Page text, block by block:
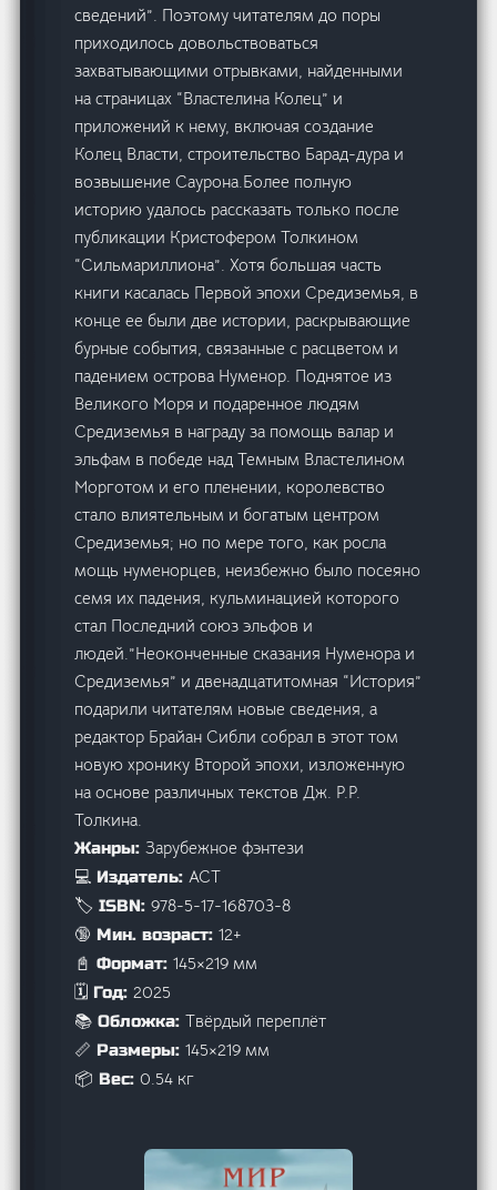
сведений”. Поэтому читателям до поры
приходилось довольствоваться
захватывающими отрывками, найденными
на страницах “Властелина Колец” и
приложений к нему, включая создание
Колец Власти, строительство Барад-дура и
возвышение Саурона.Более полную
историю удалось рассказать только после
публикации Кристофером Толкином
“Сильмариллиона”. Хотя большая часть
книги касалась Первой эпохи Средиземья, в
конце ее были две истории, раскрывающие
бурные события, связанные с расцветом и
падением острова Нуменор. Поднятое из
Великого Моря и подаренное людям
Средиземья в награду за помощь валар и
эльфам в победе над Темным Властелином
Морготом и его пленении, королевство
стало влиятельным и богатым центром
Средиземья; но по мере того, как росла
мощь нуменорцев, неизбежно было посеяно
семя их падения, кульминацией которого
стал Последний союз эльфов и
людей.”Неоконченные сказания Нуменора и
Средиземья” и двенадцатитомная “История”
подарили читателям новые сведения, а
редактор Брайан Сибли собрал в этот том
новую хронику Второй эпохи, изложенную
на основе различных текстов Дж. Р.Р.
Толкина.
Жанры:Зарубежное фэнтези
💻 Издатель:АСТ
🏷️ ISBN:978-5-17-168703-8
🔞 Мин. возраст:12+
📓 Формат:145×219 мм
🗓️ Год:2025
📚 Обложка:Твёрдый переплёт
📏 Размеры:145×219 мм
📦 Вес:0.54 кг